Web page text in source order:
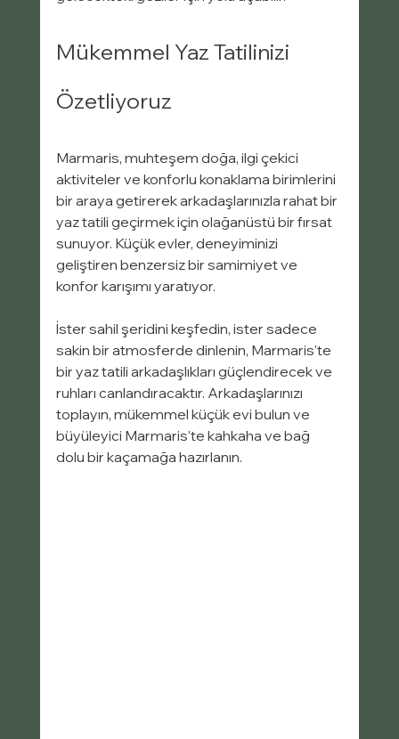
Mükemmel Yaz Tatilinizi
Özetliyoruz
Marmaris, muhteşem doğa, ilgi çekici
aktiviteler ve konforlu konaklama birimlerini
bir araya getirerek arkadaşlarınızla rahat bir
yaz tatili geçirmek için olağanüstü bir fırsat
sunuyor. Küçük evler, deneyiminizi
geliştiren benzersiz bir samimiyet ve
konfor karışımı yaratıyor.
İster sahil şeridini keşfedin, ister sadece
sakin bir atmosferde dinlenin, Marmaris'te
bir yaz tatili arkadaşlıkları güçlendirecek ve
ruhları canlandıracaktır. Arkadaşlarınızı
toplayın, mükemmel küçük evi bulun ve
büyüleyici Marmaris'te kahkaha ve bağ
dolu bir kaçamağa hazırlanın.